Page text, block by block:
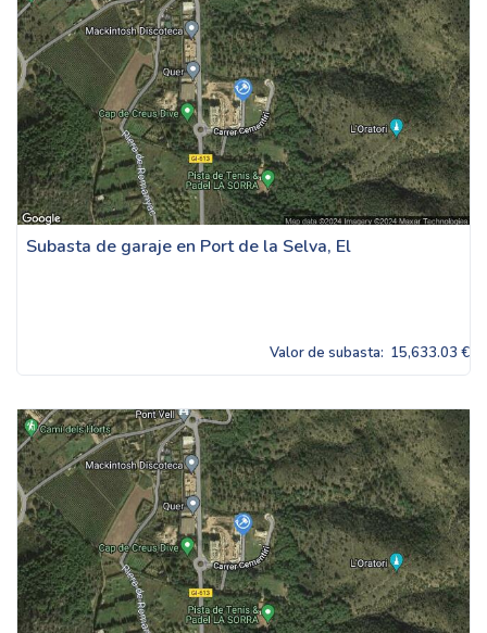
Subasta de garaje en Port de la Selva, El
Valor de subasta: 15,633.03 €